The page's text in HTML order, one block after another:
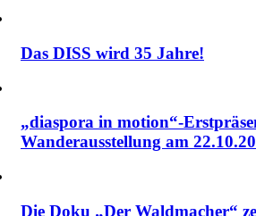
Das DISS wird 35 Jahre!
„diaspora in motion“-
Wanderausstellung am
Die Doku „Der Waldmacher“